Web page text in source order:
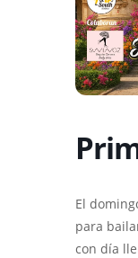
El
para
con día